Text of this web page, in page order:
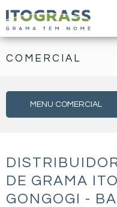
COMERCIAL
MENU COMERCIAL
DE GRAMA
GONGOGI - BA